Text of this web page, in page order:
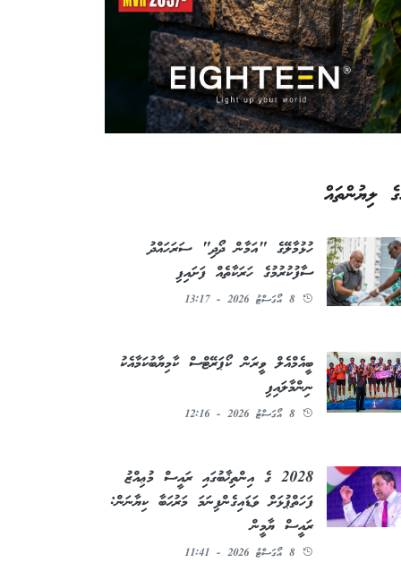
ލިޔުންތައް
ހުޅުމާލޭގެ "އަމާން ދޯދި" ސަރަހައްދު
ސާފުކުރުމުގެ ހަރަކާތެއް ފަށައިފި
8 އޯގަސްޓު 2026 - 13:17
ބީއެމްއެލް ވީރަން ކޯޕަރޭޓްސް ކާމިޔާބުކަމާއެކު
ނިންމާލައިފި
8 އޯގަސްޓު 2026 - 12:16
2028 ގެ އިންތިޚާބުގައި ރައީސް މުޢިއްޒު
ފަހަތްޕުޅަށް ވަޑައިގެންފިނަމަ މަރުޙަބާ ކިޔާނަން:
ރައީސް ޔާމީން
8 އޯގަސްޓު 2026 - 11:41